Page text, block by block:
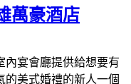
萬豪酒店
內宴會廳提供給想要有
的美式婚禮的新人一個